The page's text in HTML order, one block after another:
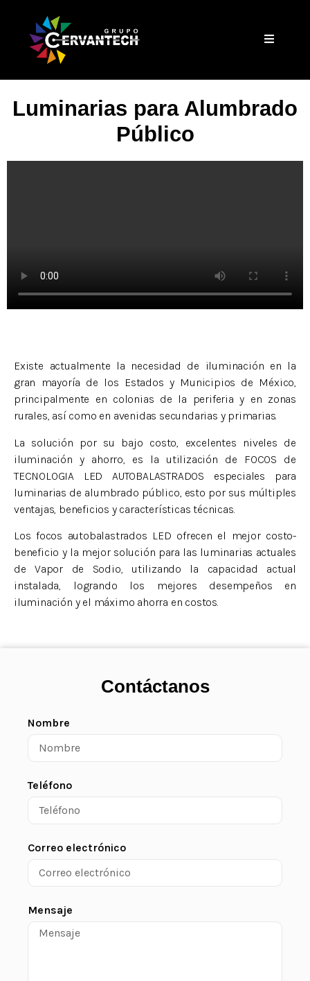
Luminarias para Alumbrado
Público
Existe actualmente la necesidad de iluminación en la
gran mayoría de los Estados y Municipios de México,
principalmente en colonias de la periferia y en zonas
rurales, así como en avenidas secundarias y primarias.
La solución por su bajo costo, excelentes niveles de
iluminación y ahorro, es la utilización de FOCOS de
TECNOLOGIA LED AUTOBALASTRADOS especiales para
luminarias de alumbrado público, esto por sus múltiples
ventajas, beneficios y características técnicas.
Los focos autobalastrados LED ofrecen el mejor costo-
beneficio y la mejor solución para las luminarias actuales
de Vapor de Sodio, utilizando la capacidad actual
instalada, logrando los mejores desempeños en
iluminación y el máximo ahorra en costos.
Contáctanos
Nombre
Teléfono
Correo electrónico
Mensaje